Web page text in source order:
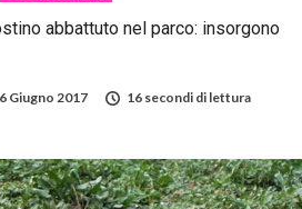
abbattuto nel parco: insorgono
Giugno 2017 16 secondi di lettura